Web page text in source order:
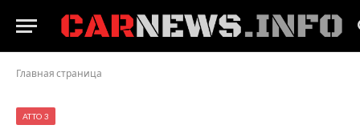
Главная страница
ATTO 3